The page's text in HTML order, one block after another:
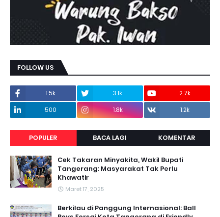
FOLLOW US
1.5k 3.1k
2.7k
500
1.8k 1.2k
POPULER BACA LAGI KOMENTAR
Cek Takaran Minyakita, Wakil Bupati
Tangerang: Masyarakat Tak Perlu
Khawatir
Maret 17, 2025
Berkilau di Panggung Internasional: Ball